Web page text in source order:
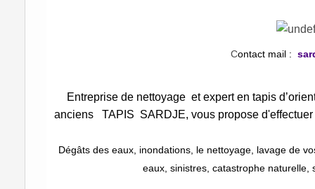
Contact mail :
Entreprise de nettoyage et expert en tapis
anciens TAPIS SARDJE, vous propose
Dégâts des eaux, inondations, le nettoyage, lavage de
eaux, sinistres, catastrophe